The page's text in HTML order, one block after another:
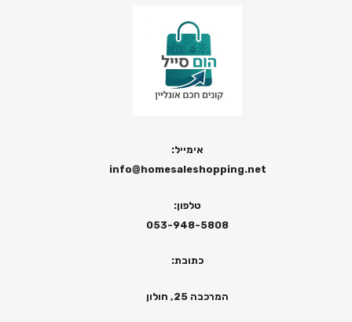
אימייל:
info@homesaleshopping.net
טלפון:
053-948-5808
כתובת:
המרכבה 25, חולון